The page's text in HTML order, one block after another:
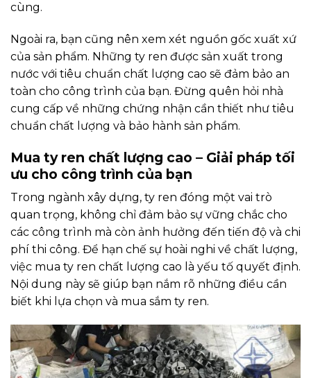
cùng.
Ngoài ra, bạn cũng nên xem xét nguồn gốc xuất xứ
của sản phẩm. Những ty ren được sản xuất trong
nước với tiêu chuẩn chất lượng cao sẽ đảm bảo an
toàn cho công trình của bạn. Đừng quên hỏi nhà
cung cấp về những chứng nhận cần thiết như tiêu
chuẩn chất lượng và bảo hành sản phẩm.
Mua ty ren chất lượng cao – Giải pháp tối
ưu cho công trình của bạn
Trong ngành xây dựng, ty ren đóng một vai trò
quan trọng, không chỉ đảm bảo sự vững chắc cho
các công trình mà còn ảnh hưởng đến tiến độ và chi
phí thi công. Để hạn chế sự hoài nghi về chất lượng,
việc mua ty ren chất lượng cao là yếu tố quyết định.
Nội dung này sẽ giúp bạn nắm rõ những điều cần
biết khi lựa chọn và mua sắm ty ren.